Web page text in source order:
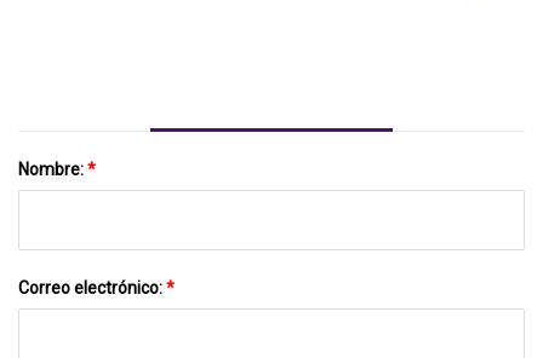
Nombre:*
Correo electrónico:*